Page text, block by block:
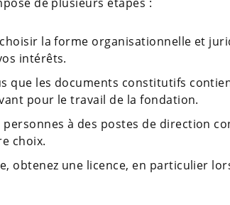
la forme organisationnelle et
intérêts.
que les documents constitutifs
pour le travail de la fondation.
personnes à des postes de direction
choix.
obtenez une licence, en particulier